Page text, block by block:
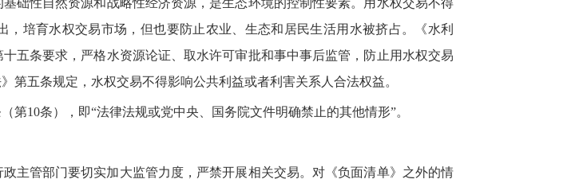
培育水权交易市场，但也要防止农业、生态和居民生活用水被挤占。《水利
条要求，严格水资源论证、取水许可审批和事中事后监管，防止用水权交易
五条规定，水权交易不得影响公共利益或者利害关系人合法权益。
10条），即“法律法规或党中央、国务院文件明确禁止的其他情形”。
主管部门要切实加大监管力度，严禁开展相关交易。对《负面清单》之外的情